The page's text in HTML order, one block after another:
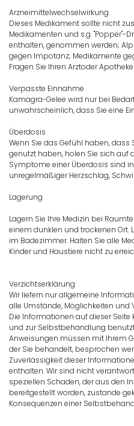
Arzneimittelwechselwirkung
Dieses Medikament sollte nicht
Medikamenten und s.g. "Popper"-
enthalten, genommen werden;
gegen Impotanz; Medikamente
Fragen Sie Ihren Arztoder
Verpasste Einnahme
Kamagra-Gelee wird nur bei
unwahrscheinlich, dass Sie eine
Überdosis
Wenn Sie das Gefühl haben,
genutzt haben, holen Sie sich auf
Symptome einer Überdosis sind
unregelmäßiger Herzschlag,
Lagerung
Lagern Sie Ihre Medizin bei
einem dunklen und trockenen Ort.
im Badezimmer. Halten Sie alle
Kinder und Haustiere nicht zu
Verzichtserklärung
Wir liefern nur allgemeine
alle Umstände, Möglichkeiten
Die Informationen auf dieser
und zur Selbstbehandlung
Anweisungen müssen mit Ihrem
der Sie behandelt, besprochen
Zuverlässigkeit dieser
enthalten. Wir sind nicht
speziellen Schaden, der aus den
bereitgestellt worden, zustande
Konsequenzen einer